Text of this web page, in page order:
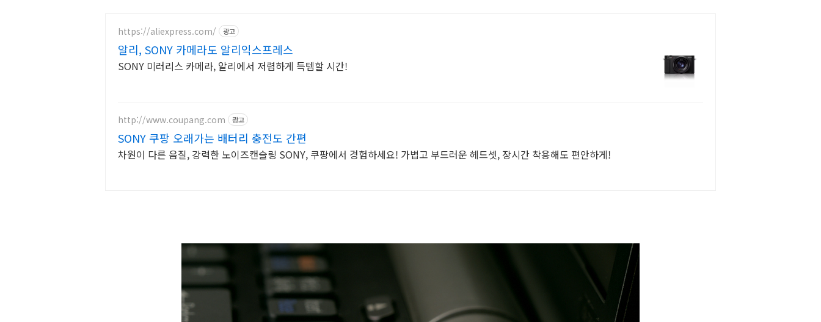
https://aliexpress.com/ 광고
알리, SONY 카메라도 알리익스프레스
SONY 미러리스 카메라, 알리에서 저렴하게 득템할 시간!
http://www.coupang.com 광고
SONY 쿠팡 오래가는 배터리 충전도 간편
차원이 다른 음질, 강력한 노이즈캔슬링 SONY, 쿠팡에서 경험하세요! 가볍고 부드러운 헤드셋, 장시간 착용해도 편안하게!